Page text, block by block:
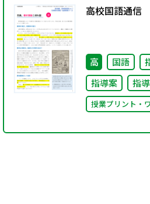
高校国語通信
高 国語
指導案
指
授業プリント・